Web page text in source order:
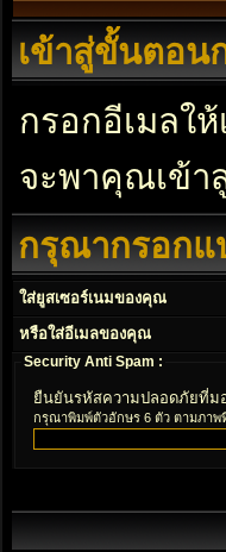
เข้าสู่ขั้นตอน
กรอกอีเมลใ
จะพาคุณเข้า
กรุณากรอกแ
ใส่ยูสเซอร์เนมของคุณ
หรือใส่อีเมลของคุณ
Security Anti Spam :
ยืนยันรหัสความปลอดภัยที่ม
กรุณาพิมพ์ตัวอักษร 6 ตัว ตามภาพ